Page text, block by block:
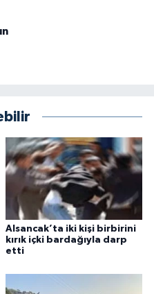
Alsancak’ta iki kişi birbirini
kırık içki bardağıyla darp
etti